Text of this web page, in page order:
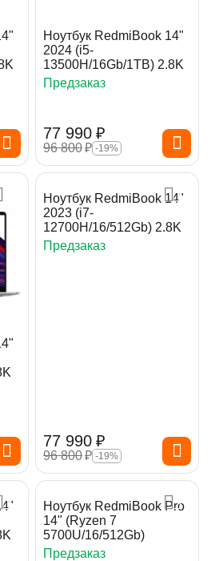
Ноутбук RedmiBook 14"
2024 (i5-
13500H/16Gb/1TB) 2.8K
Предзаказ
77 990 ₽
96 800₽ -19%
Ноутбук RedmiBook 14"
2023 (i7-
12700H/16/512Gb) 2.8K
Предзаказ
77 990 ₽
96 800₽ -19%
Ноутбук RedmiBook Pro
14" (Ryzen 7
5700U/16/512Gb)
Предзаказ